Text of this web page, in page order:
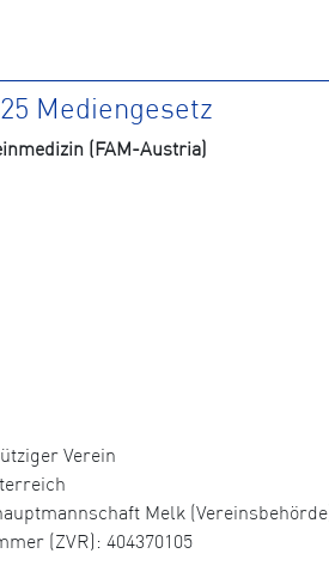
Mediengesetz
(FAM-Austria)
Verein
Melk
(ZVR): 404370105